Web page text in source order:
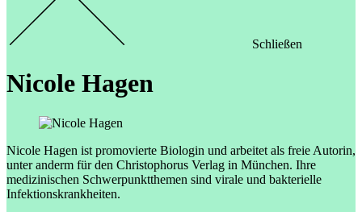
Schließen
Nicole Hagen
Nicole Hagen ist promovierte Biologin und arbeitet als freie Autorin,
unter anderm für den Christophorus Verlag in München. Ihre
medizinischen Schwerpunktthemen sind virale und bakterielle
Infektionskrankheiten.